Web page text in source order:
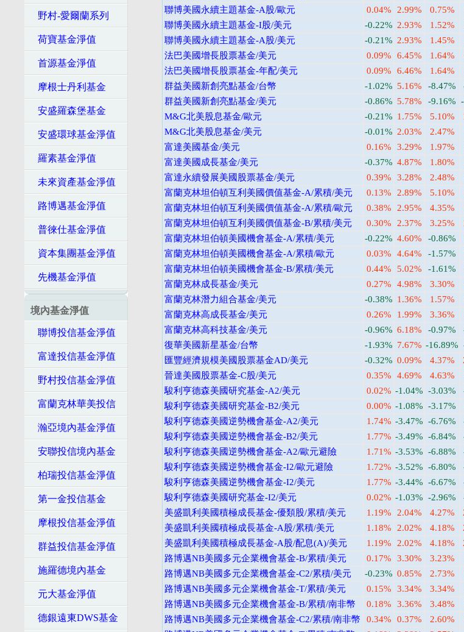
野村-愛爾蘭系列
荷寶基金淨值
首源基金淨值
摩根士丹利基金
安盛羅森堡基金
安盛環球基金淨值
羅素基金淨值
未來資產基金淨值
路博邁基金淨值
普徠仕基金淨值
資本集團基金淨值
先機基金淨值
境內基金淨值
聯博投信基金淨值
富達投信基金淨值
野村投信基金淨值
富蘭克林華美投信
瀚亞境內基金淨值
安聯投信境內基金
柏瑞投信基金淨值
第一金投信基金
摩根投信基金淨值
群益投信基金淨值
施羅德境內基金
元大基金淨值
德銀遠東DWS基金
聯博美國永續主題基金-A股/歐元
0.04% 2.99% 0.75%
聯博美國永續主題基金-I股/美元
-0.22% 2.93% 1.52%
聯博美國永續主題基金-A股/美元
-0.21% 2.93% 1.45%
法巴美國增長股票基金/美元
0.09% 6.45% 1.64%
法巴美國增長股票基金-年配/美元
0.09% 6.46% 1.64%
群益美國新創亮點基金/台幣
-1.02% 5.16% -8.47%
群益美國新創亮點基金/美元
-0.86% 5.78% -9.16%
M&G北美股息基金/歐元
-0.21% 1.75% 5.10%
M&G北美股息基金/美元
-0.01% 2.03% 2.47%
富達美國基金/美元
0.16% 3.29% 1.97%
富達美國成長基金/美元
-0.37% 4.87% 1.80%
富達永續發展美國股票基金/美元
0.39% 3.28% 2.48%
富蘭克林坦伯頓互利美國價值基金-A/累積/美元
0.13% 2.89% 5.10%
富蘭克林坦伯頓互利美國價值基金-A/累積/歐元
0.38% 2.95% 4.35%
富蘭克林坦伯頓互利美國價值基金-B/累積/美元
0.30% 2.37% 3.25%
富蘭克林坦伯頓美國機會基金-A/累積/美元
-0.22% 4.60% -0.86%
富蘭克林坦伯頓美國機會基金-A/累積/歐元
0.03% 4.64% -1.57%
富蘭克林坦伯頓美國機會基金-B/累積/美元
0.44% 5.02% -1.61%
富蘭克林成長基金/美元
0.27% 4.98% 3.30%
富蘭克林潛力組合基金/美元
-0.38% 1.36% 1.57%
富蘭克林高成長基金/美元
0.26% 1.99% 3.36%
富蘭克林高科技基金/美元
-0.96% 6.18% -0.97%
復華美國新星基金/台幣
-1.93% 7.67% -16.89%
匯豐經濟規模美國股票基金AD/美元
-0.32% 0.09% 4.37%
晉達美國股票基金-C股/美元
0.35% 4.69% 4.63%
駿利亨德森美國研究基金-A2/美元
0.02% -1.04% -3.03%
駿利亨德森美國研究基金-B2/美元
0.00% -1.08% -3.17%
駿利亨德森美國逆勢機會基金-A2/美元
1.74% -3.47% -6.76%
駿利亨德森美國逆勢機會基金-B2/美元
1.77% -3.49% -6.84%
駿利亨德森美國逆勢機會基金-A2/歐元避險
1.71% -3.53% -6.88%
駿利亨德森美國逆勢機會基金-I2/歐元避險
1.72% -3.52% -6.80%
駿利亨德森美國逆勢機會基金-I2/美元
1.77% -3.44% -6.67%
駿利亨德森美國研究基金-I2/美元
0.02% -1.03% -2.96%
美盛凱利美國積極成長基金-優類股/累積/美元
1.19% 2.04% 4.27%
美盛凱利美國積極成長基金-A股/累積/美元
1.18% 2.02% 4.18%
美盛凱利美國積極成長基金-A股/配息(A)/美元
1.19% 2.02% 4.18%
路博邁NB美國多元企業機會基金-B/累積/美元
0.17% 3.30% 3.23%
路博邁NB美國多元企業機會基金-C2/累積/美元
-0.23% 0.85% 2.73%
路博邁NB美國多元企業機會基金-T/累積/美元
0.15% 3.34% 3.34%
路博邁NB美國多元企業機會基金-B/累積/南非幣
0.18% 3.36% 3.48%
路博邁NB美國多元企業機會基金-C2/累積/南非幣
0.34% 0.37% 2.60%